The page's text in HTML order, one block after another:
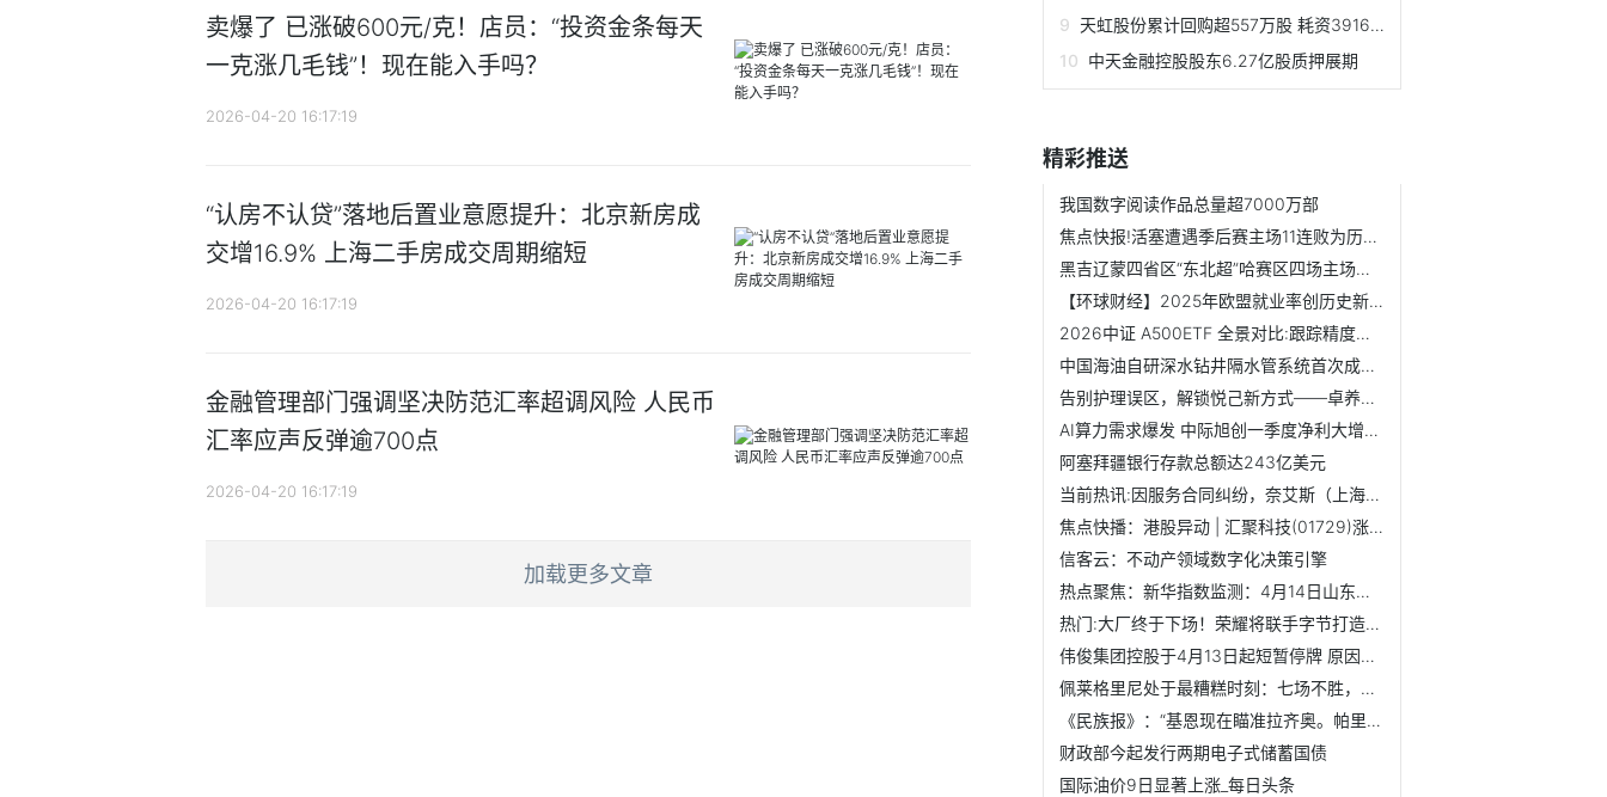
卖爆了 已涨破600元/克！店员：“投资金条每天
一克涨几毛钱”！现在能入手吗？
2026-04-20 16:17:19
“认房不认贷”落地后置业意愿提升：北京新房成
交增16.9% 上海二手房成交周期缩短
2026-04-20 16:17:19
金融管理部门强调坚决防范汇率超调风险 人民币
汇率应声反弹逾700点
2026-04-20 16:17:19
加载更多文章
天虹股份累计回购超557万股 耗资3916.7万元
中天金融控股股东6.27亿股质押展期
精彩推送
我国数字阅读作品总量超7000万部
焦点快报!活塞遭遇季后赛主场11连败为历史最长，上次赢球为2008年
黑吉辽蒙四省区“东北超”哈赛区四场主场赛落户阿城2万人体育...
【环球财经】2025年欧盟就业率创历史新高
2026中证 A500ETF 全景对比:跟踪精度与产品体系全梳理
中国海油自研深水钻井隔水管系统首次成功应用
告别护理误区，解锁悦己新方式——卓养女王陪你奔赴健康美胸之旅
AI算力需求爆发 中际旭创一季度净利大增262%_焦点快看
阿塞拜疆银行存款总额达243亿美元
当前热讯:因服务合同纠纷，奈艾斯（上海）医药科技研究有限公...
焦点快播：港股异动 | 汇聚科技(01729)涨超6% 近期谷歌链...
信客云：不动产领域数字化决策引擎
热点聚焦：新华指数监测：4月14日山东港口大商中心钢坯价格微...
热门:大厂终于下场！荣耀将联手字节打造豆包手机
伟俊集团控股于4月13日起短暂停牌 原因待公布 微头条
佩莱格里尼处于最糟糕时刻：七场不胜，皇家贝蒂斯在欧冠争夺...
《民族报》：“基恩现在瞄准拉齐奥。帕里西和所罗门存疑”
财政部今起发行两期电子式储蓄国债
国际油价9日显著上涨_每日头条